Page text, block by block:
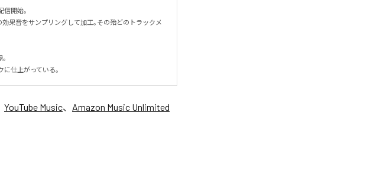
信開始｡
果音をサンプリングして加工｡その殆どのトラックメ
｡
仕上がっている｡
YouTube Music、 Amazon Music Unlimited